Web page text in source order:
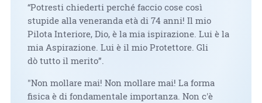
“Potresti chiederti perché faccio cose così
stupide alla veneranda età di 74 anni! Il mio
Pilota Interiore, Dio, è la mia ispirazione. Lui è la
mia Aspirazione. Lui è il mio Protettore. Gli
dò tutto il merito”.
"Non mollare mai! Non mollare mai! La forma
fisica è di fondamentale importanza. Non c'è